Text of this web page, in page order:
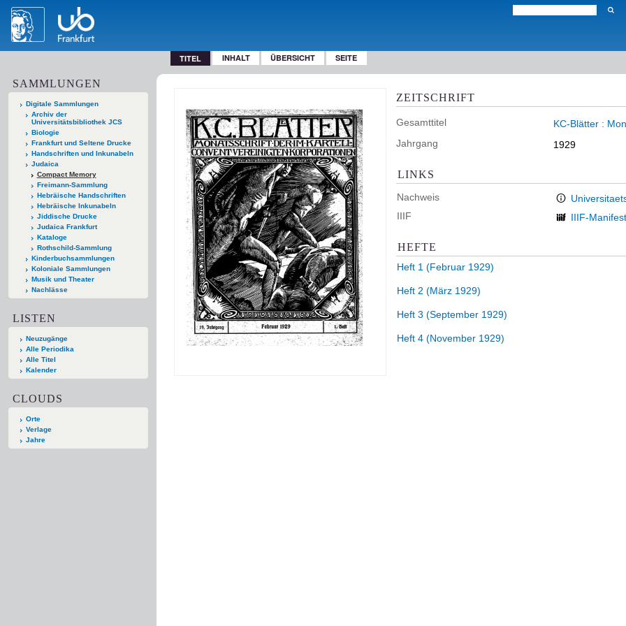
TITEL INHALT ÜBERSICHT SEITE
SAMMLUNGEN
Digitale Sammlungen
Archiv der
Universitätsbibliothek JCS
Biologie
Frankfurt und Seltene Drucke
Handschriften und Inkunabeln
Judaica
Compact Memory
Freimann-Sammlung
Hebräische Handschriften
Hebräische Inkunabeln
Jiddische Drucke
Judaica Frankfurt
Kataloge
Rothschild-Sammlung
Kinderbuchsammlungen
Koloniale Sammlungen
Musik und Theater
Nachlässe
LISTEN
Neuzugänge
Alle Periodika
Alle Titel
Kalender
CLOUDS
Orte
Verlage
Jahre
ZEITSCHRIFT
Gesamttitel
KC-Blätter :
Jahrgang
1929
LINKS
Nachweis
IIIF
IIIF-Manifest
HEFTE
Heft 1 (Februar 1929)
Heft 2 (März 1929)
Heft 3 (September 1929)
Heft 4 (November 1929)